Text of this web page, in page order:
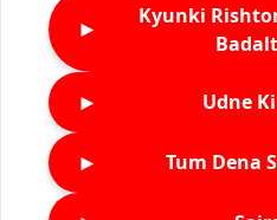
►
Kyunki
► Udne
► Tum Dena